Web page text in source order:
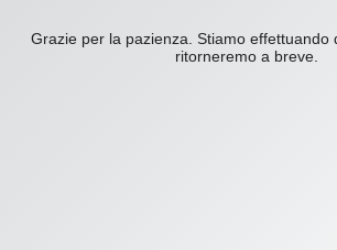
Grazie per la pazienza. Stiamo effettuando
ritorneremo a breve.